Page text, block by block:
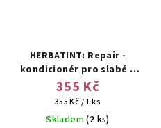
HERBATINT: Repair -
kondicionér pro slabé a
poškozené vlasy
355 Kč
Měrná
cena:
355 Kč / 1 ks
Skladem(2 ks)